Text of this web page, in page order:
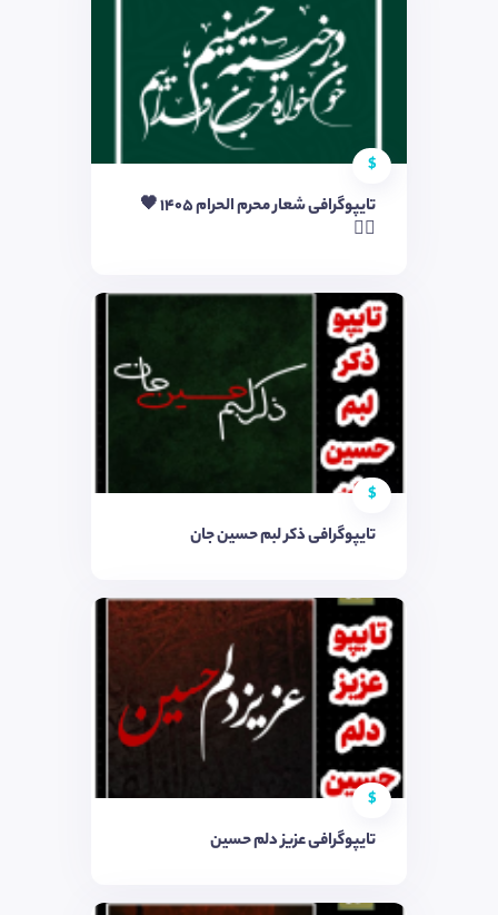
$
تایپوگرافی شعار محرم الحرام ۱۴۰۵ 🖤
✋🏻
$
تایپوگرافی ذکر لبم حسین جان
$
تایپوگرافی عزیز دلم حسین